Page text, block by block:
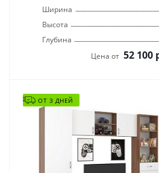
Ширина
Высота
Глубина
Цена от 52 100
ОТ 3 ДНЕЙ